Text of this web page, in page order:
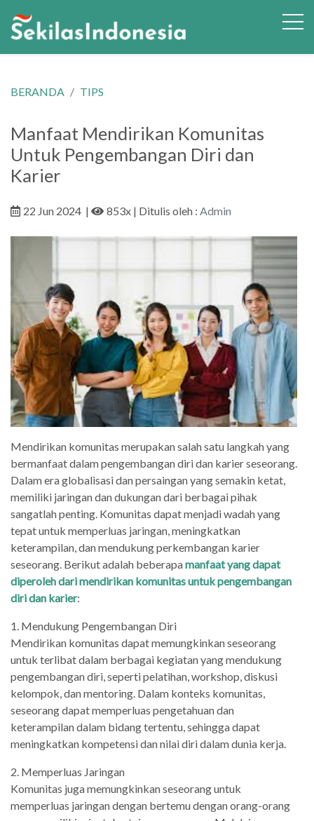
BERANDA TIPS
Manfaat Mendirikan Komunitas
Untuk Pengembangan Diri dan
Karier
22 Jun 2024 | 853x | Ditulis oleh : Admin
Mendirikan komunitas merupakan salah satu langkah yang
bermanfaat dalam pengembangan diri dan karier seseorang.
Dalam era globalisasi dan persaingan yang semakin ketat,
memiliki jaringan dan dukungan dari berbagai pihak
sangatlah penting. Komunitas dapat menjadi wadah yang
tepat untuk memperluas jaringan, meningkatkan
keterampilan, dan mendukung perkembangan karier
seseorang. Berikut adalah beberapamanfaat yang dapat
diperoleh dari mendirikan komunitas untuk pengembangan
diri dan karier:
1. Mendukung Pengembangan Diri
Mendirikan komunitas dapat memungkinkan seseorang
untuk terlibat dalam berbagai kegiatan yang mendukung
pengembangan diri, seperti pelatihan, workshop, diskusi
kelompok, dan mentoring. Dalam konteks komunitas,
seseorang dapat memperluas pengetahuan dan
keterampilan dalam bidang tertentu, sehingga dapat
meningkatkan kompetensi dan nilai diri dalam dunia kerja.
2. Memperluas Jaringan
Komunitas juga memungkinkan seseorang untuk
memperluas jaringan dengan bertemu dengan orang-orang